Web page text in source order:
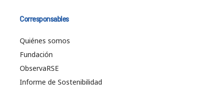
Corresponsables
Quiénes somos
Fundación
ObservaRSE
Informe de Sostenibilidad